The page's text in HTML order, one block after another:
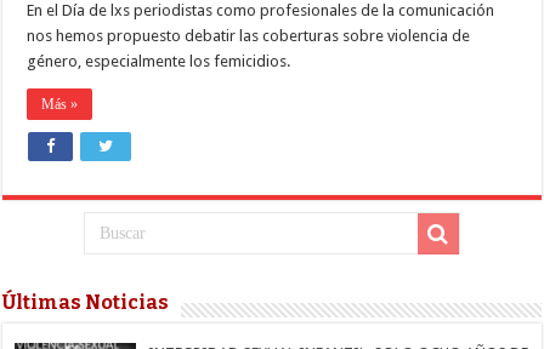
En el Día de lxs periodistas como profesionales de la comunicación
nos hemos propuesto debatir las coberturas sobre violencia de
género, especialmente los femicidios.
Más »
Últimas Noticias